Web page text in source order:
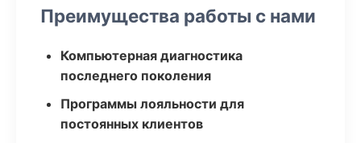
Преимущества работы с нами
Компьютерная диагностика
последнего поколения
Программы лояльности для
постоянных клиентов